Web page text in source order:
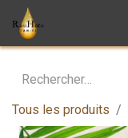
Tous les produits